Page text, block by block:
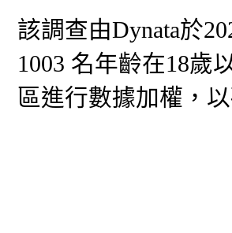
該調查由Dynata於
1003 名年齡在18歲
區進行數據加權，